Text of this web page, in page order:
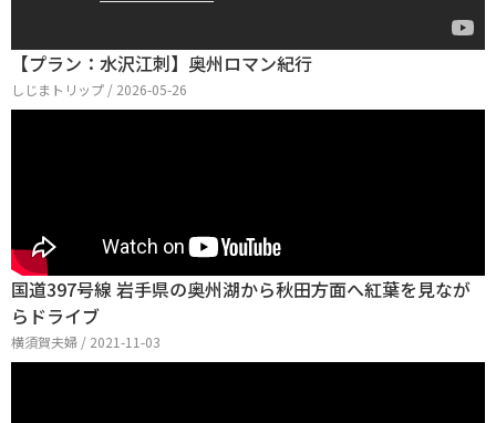
【プラン：水沢江刺】奥州ロマン紀行
しじまトリップ / 2026-05-26
国道397号線 岩手県の奥州湖から秋田方面へ紅葉を見なが
らドライブ
横須賀夫婦 / 2021-11-03